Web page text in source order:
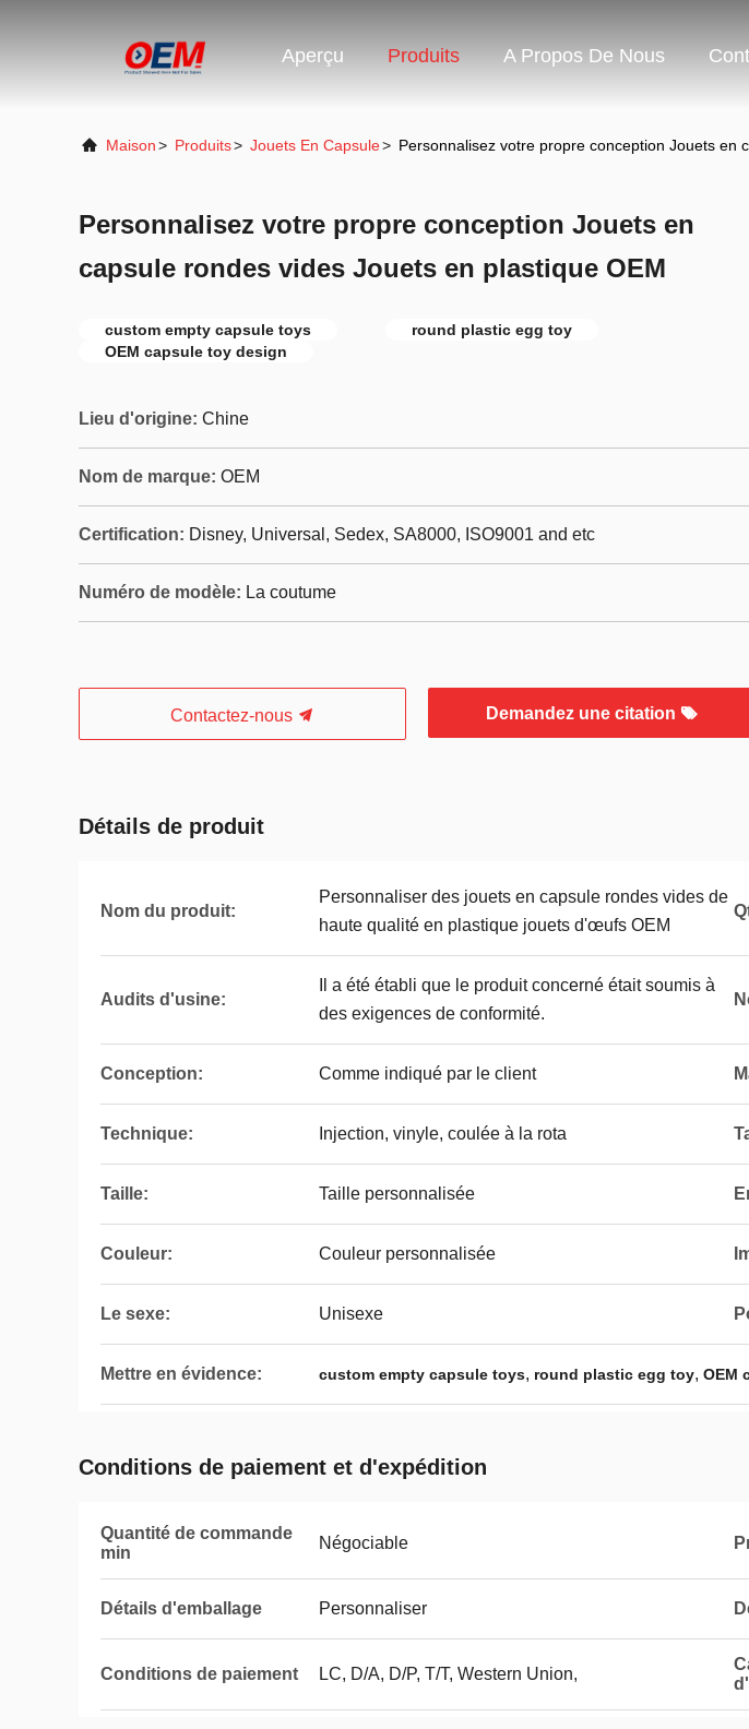
Aperçu Produits A Propos De Nous
Maison> Produits> Jouets En Capsule> Personnalisez votre propre conception Jouets en
Personnalisez votre propre conception Jouets en
capsule rondes vides Jouets en plastique OEM
custom empty capsule toys
round plastic egg toy
OEM capsule toy design
Lieu d'origine: Chine
Nom de marque: OEM
Certification: Disney, Universal, Sedex, SA8000, ISO9001 and etc
Numéro de modèle: La coutume
Contactez-nous Demandez une citation
Détails de produit
Nom du produit:
Personnaliser des jouets en capsule rondes vides de
haute qualité en plastique jouets d'œufs OEM
Audits d'usine:
Il a été établi que le produit concerné était soumis à
des exigences de conformité.
Conception: Comme indiqué par le client
Technique: Injection, vinyle, coulée à la rota
Taille: Taille personnalisée
Couleur: Couleur personnalisée
Le sexe: Unisexe
Mettre en évidence: custom empty capsule toys, round plastic egg toy, OEM
Conditions de paiement et d'expédition
Quantité de commande
min
Négociable
Détails d'emballage Personnaliser
Conditions de paiement LC, D/A, D/P, T/T, Western Union,